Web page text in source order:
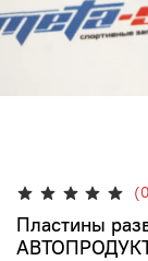
Пластины